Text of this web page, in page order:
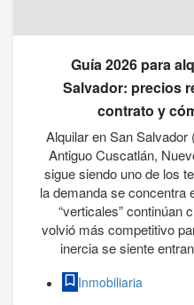
Guía 2026 para
Salvador: precios
contrato y
Alquilar en San Salvador
Antiguo Cuscatlán,
sigue siendo uno de los
la demanda se concentra
“verticales” continúan
volvió más competitivo
inercia se siente
Inmobiliaria